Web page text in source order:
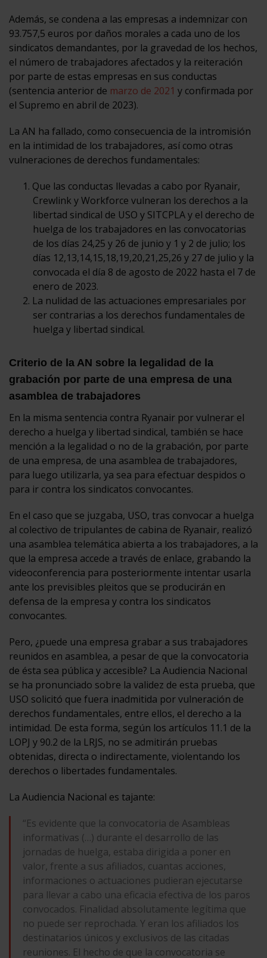
Además, se condena a las empresas a indemnizar con
93.757,5 euros por daños morales a cada uno de los
sindicatos demandantes, por la gravedad de los hechos,
el número de trabajadores afectados y la reiteración
por parte de estas empresas en sus conductas
(sentencia anterior de marzo de 2021 y confirmada por
el Supremo en abril de 2023).
La AN ha fallado, como consecuencia de la intromisión
en la intimidad de los trabajadores, así como otras
vulneraciones de derechos fundamentales:
Que las conductas llevadas a cabo por Ryanair,
Crewlink y Workforce vulneran los derechos a la
libertad sindical de USO y SITCPLA y el derecho de
huelga de los trabajadores en las convocatorias
de los días 24,25 y 26 de junio y 1 y 2 de julio; los
días 12,13,14,15,18,19,20,21,25,26 y 27 de julio y la
convocada el día 8 de agosto de 2022 hasta el 7 de
enero de 2023.
La nulidad de las actuaciones empresariales por
ser contrarias a los derechos fundamentales de
huelga y libertad sindical.
Criterio de la AN sobre la legalidad de la
grabación por parte de una empresa de una
asamblea de trabajadores
En la misma sentencia contra Ryanair por vulnerar el
derecho a huelga y libertad sindical, también se hace
mención a la legalidad o no de la grabación, por parte
de una empresa, de una asamblea de trabajadores,
para luego utilizarla, ya sea para efectuar despidos o
para ir contra los sindicatos convocantes.
En el caso que se juzgaba, USO, tras convocar a huelga
al colectivo de tripulantes de cabina de Ryanair, realizó
una asamblea telemática abierta a los trabajadores, a la
que la empresa accede a través de enlace, grabando la
videoconferencia para posteriormente intentar usarla
ante los previsibles pleitos que se producirán en
defensa de la empresa y contra los sindicatos
convocantes.
Pero, ¿puede una empresa grabar a sus trabajadores
reunidos en asamblea, a pesar de que la convocatoria
de ésta sea pública y accesible? La Audiencia Nacional
se ha pronunciado sobre la validez de esta prueba, que
USO solicitó que fuera inadmitida por vulneración de
derechos fundamentales, entre ellos, el derecho a la
intimidad. De esta forma, según los artículos 11.1 de la
LOPJ y 90.2 de la LRJS, no se admitirán pruebas
obtenidas, directa o indirectamente, violentando los
derechos o libertades fundamentales.
La Audiencia Nacional es tajante:
“Es evidente que la convocatoria de Asambleas
informativas (…) durante el desarrollo de las
jornadas de huelga, estaba dirigida a poner en
valor, frente a sus afiliados, cuantas acciones,
informaciones o actuaciones pudieran ejecutarse
para llevar a cabo una eficacia efectiva de los paros
convocados. Finalidad absolutamente legítima que
no puede ser reprochada. Y eran los afiliados los
destinatarios únicos y exclusivos de las citadas
reuniones. El hecho de que la convocatoria se